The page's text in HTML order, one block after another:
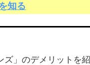
知る
」のデメリットを紹